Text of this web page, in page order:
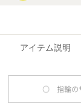
アイテム説明